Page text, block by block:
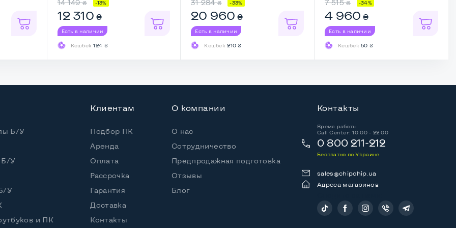
(30 дней)
и сзади
14 149 ₴ -13%
12 310 ₴
Есть в наличии
Кешбек124 ₴
31 284 ₴ -33%
20 960 ₴
Есть в наличии
Кешбек210 ₴
7 515 ₴ -34%
4 960 ₴
Есть в наличии
Кешбек50 ₴
Б/У
Б/У
У
и ПК
Клиентам
Подбор ПК
Аренда
Оплата
Рассрочка
Гарантия
Доставка
Контакты
О компании
О нас
Сотрудничество
Предпродажная подготовка
Отзывы
Блог
Контакты
Время работы
Call Center: 10:00 - 22:00
0 800 211-212
Бесплатно по Украине
sales@chipchip.ua
Адреса магазинов